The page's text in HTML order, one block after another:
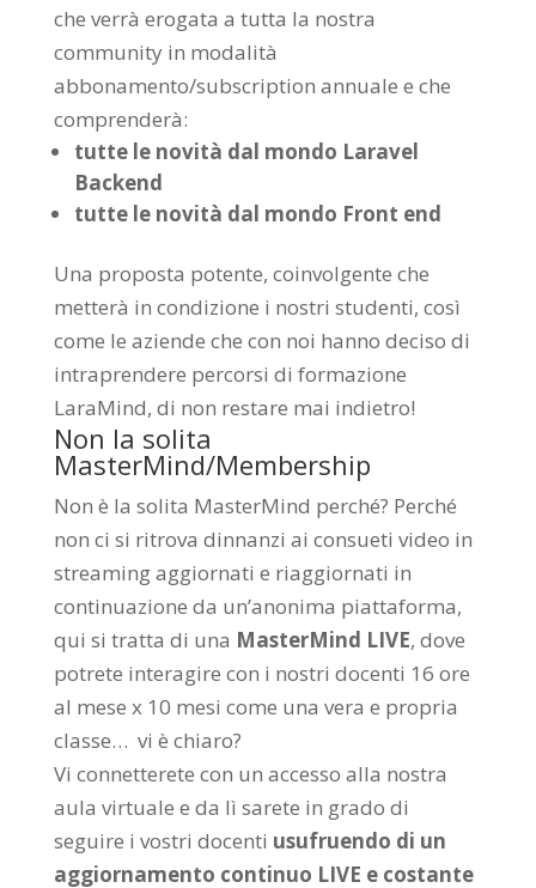
che verrà erogata a tutta la nostra
community in modalità
abbonamento/subscription annuale e che
comprenderà:
tutte le novità dal mondo Laravel
Backend
tutte le novità dal mondo Front end
Una proposta potente, coinvolgente che
metterà in condizione i nostri studenti, così
come le aziende che con noi hanno deciso di
intraprendere percorsi di formazione
LaraMind, di non restare mai indietro!
Non la solita
MasterMind/Membership
Non è la solita MasterMind perché? Perché
non ci si ritrova dinnanzi ai consueti video in
streaming aggiornati e riaggiornati in
continuazione da un’anonima piattaforma,
qui si tratta di una MasterMind LIVE, dove
potrete interagire con i nostri docenti 16 ore
al mese x 10 mesi come una vera e propria
classe… vi è chiaro?
Vi connetterete con un accesso alla nostra
aula virtuale e da lì sarete in grado di
seguire i vostri docenti usufruendo di un
aggiornamento continuo LIVE e costante